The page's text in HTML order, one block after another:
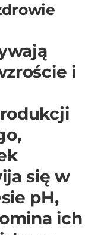
i
się w
pH,
ich